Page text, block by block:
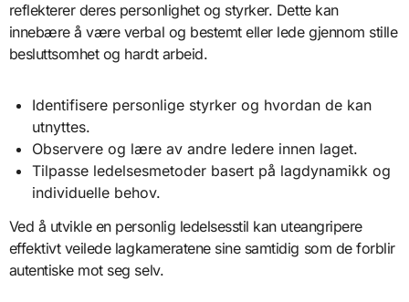
reflekterer deres personlighet og styrker. Dette kan
innebære å være verbal og bestemt eller lede gjennom stille
besluttsomhet og hardt arbeid.
Identifisere personlige styrker og hvordan de kan
utnyttes.
Observere og lære av andre ledere innen laget.
Tilpasse ledelsesmetoder basert på lagdynamikk og
individuelle behov.
Ved å utvikle en personlig ledelsesstil kan uteangripere
effektivt veilede lagkameratene sine samtidig som de forblir
autentiske mot seg selv.